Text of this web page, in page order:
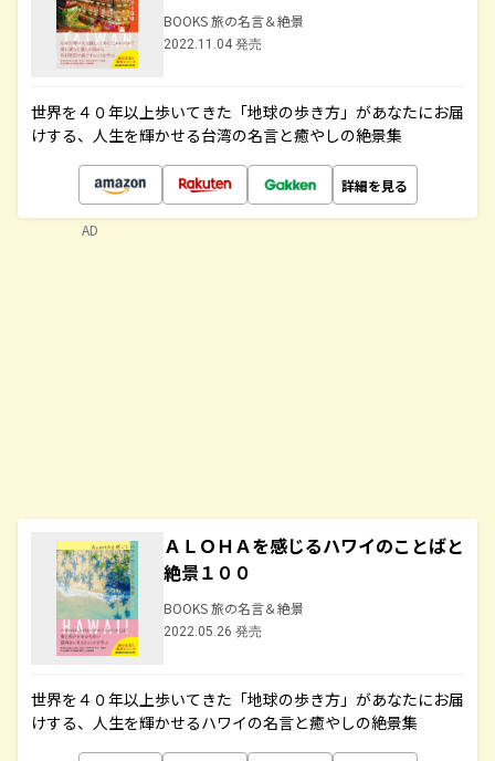
BOOKS 旅の名言＆絶景
2022.11.04 発売
世界を４０年以上歩いてきた「地球の歩き方」があなたにお届
けする、人生を輝かせる台湾の名言と癒やしの絶景集
詳細を見る
ＡＬＯＨＡを感じるハワイのことばと
絶景１００
BOOKS 旅の名言＆絶景
2022.05.26 発売
世界を４０年以上歩いてきた「地球の歩き方」があなたにお届
けする、人生を輝かせるハワイの名言と癒やしの絶景集
AD